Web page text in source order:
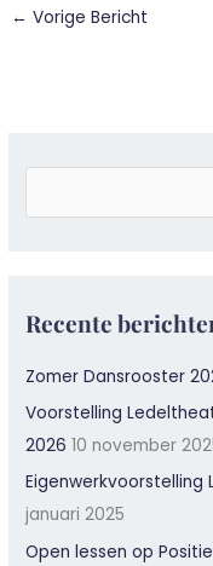
← Vorige Bericht
Recente
Zomer Dansrooster
Voorstelling
2026 10 november
Eigenwerkvoorstelling
januari 2025
Open lessen op